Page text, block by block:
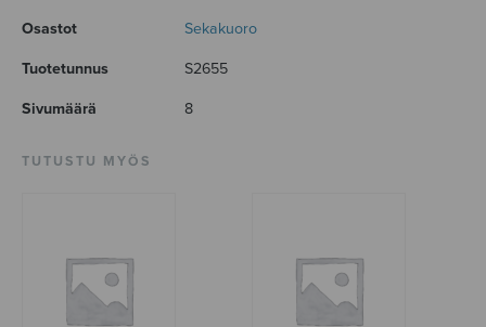
Osastot Sekakuoro
Tuotetunnus S2655
Sivumäärä 8
TUTUSTU MYÖS